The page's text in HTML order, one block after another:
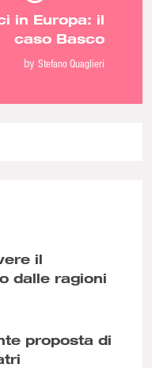
in Europa: il
caso Basco
by Stefano Quaglieri
il
dalle ragioni
proposta di